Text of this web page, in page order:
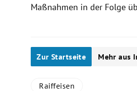
Maßnahmen in der Folge
Zur Startseite Mehr aus
Raiffeisen